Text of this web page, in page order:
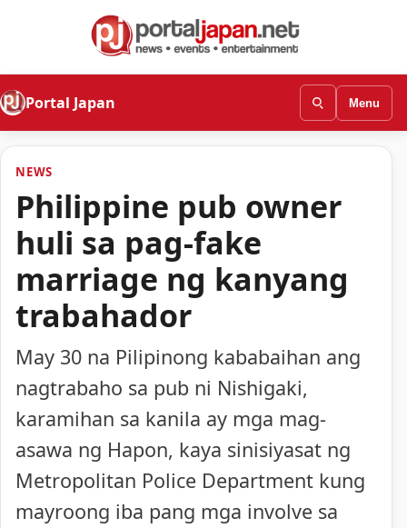
Portal Japan Menu
NEWS
Philippine pub owner
huli sa pag-fake
marriage ng kanyang
trabahador
May 30 na Pilipinong kababaihan ang
nagtrabaho sa pub ni Nishigaki,
karamihan sa kanila ay mga mag-
asawa ng Hapon, kaya sinisiyasat ng
Metropolitan Police Department kung
mayroong iba pang mga involve sa